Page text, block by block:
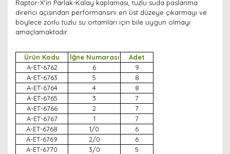
Raptor-X'in Parlak-Kalay kaplaması, tuzlu suda paslanma
direnci açısından performansını en üst düzeye çıkarmayı ve
böylece zorlu tuzlu su ortamları için bile uygun olmayı
amaçlamaktadır.
Ürün Kodu
İğne Numarası
Adet
A-ET-6762
6
9
A-ET-6763
5
8
A-ET-6764
4
8
A-ET-6765
3
7
A-ET-6766
2
7
A-ET-6767
1
7
A-ET-6768
1/0
6
A-ET-6769
2/0
6
A-ET-6770
3/0
5